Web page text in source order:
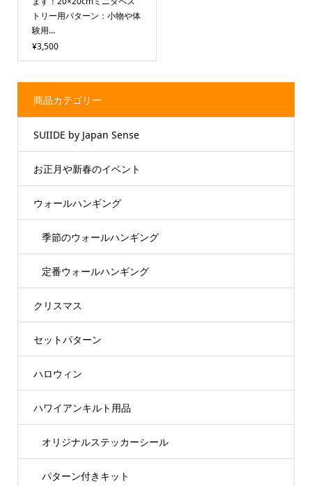
トリー用パターン：小物や体
験用...
¥3,500
商品カテゴリー
SUIIDE by Japan Sense
お正月や新春のイベント
ウォールハンギング
季節のウォールハンギング
定番ウォールハンギング
クリスマス
セットパターン
ハロウィン
ハワイアンキルト用品
オリジナルステッカーシール
パターン付きキット